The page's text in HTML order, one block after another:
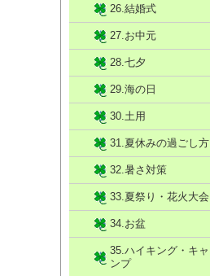
26.結婚式
27.お中元
28.七夕
29.海の日
30.土用
31.夏休みの過ごし方
32.暑さ対策
33.夏祭り・花火大会
34.お盆
35.ハイキング・キャ
ンプ